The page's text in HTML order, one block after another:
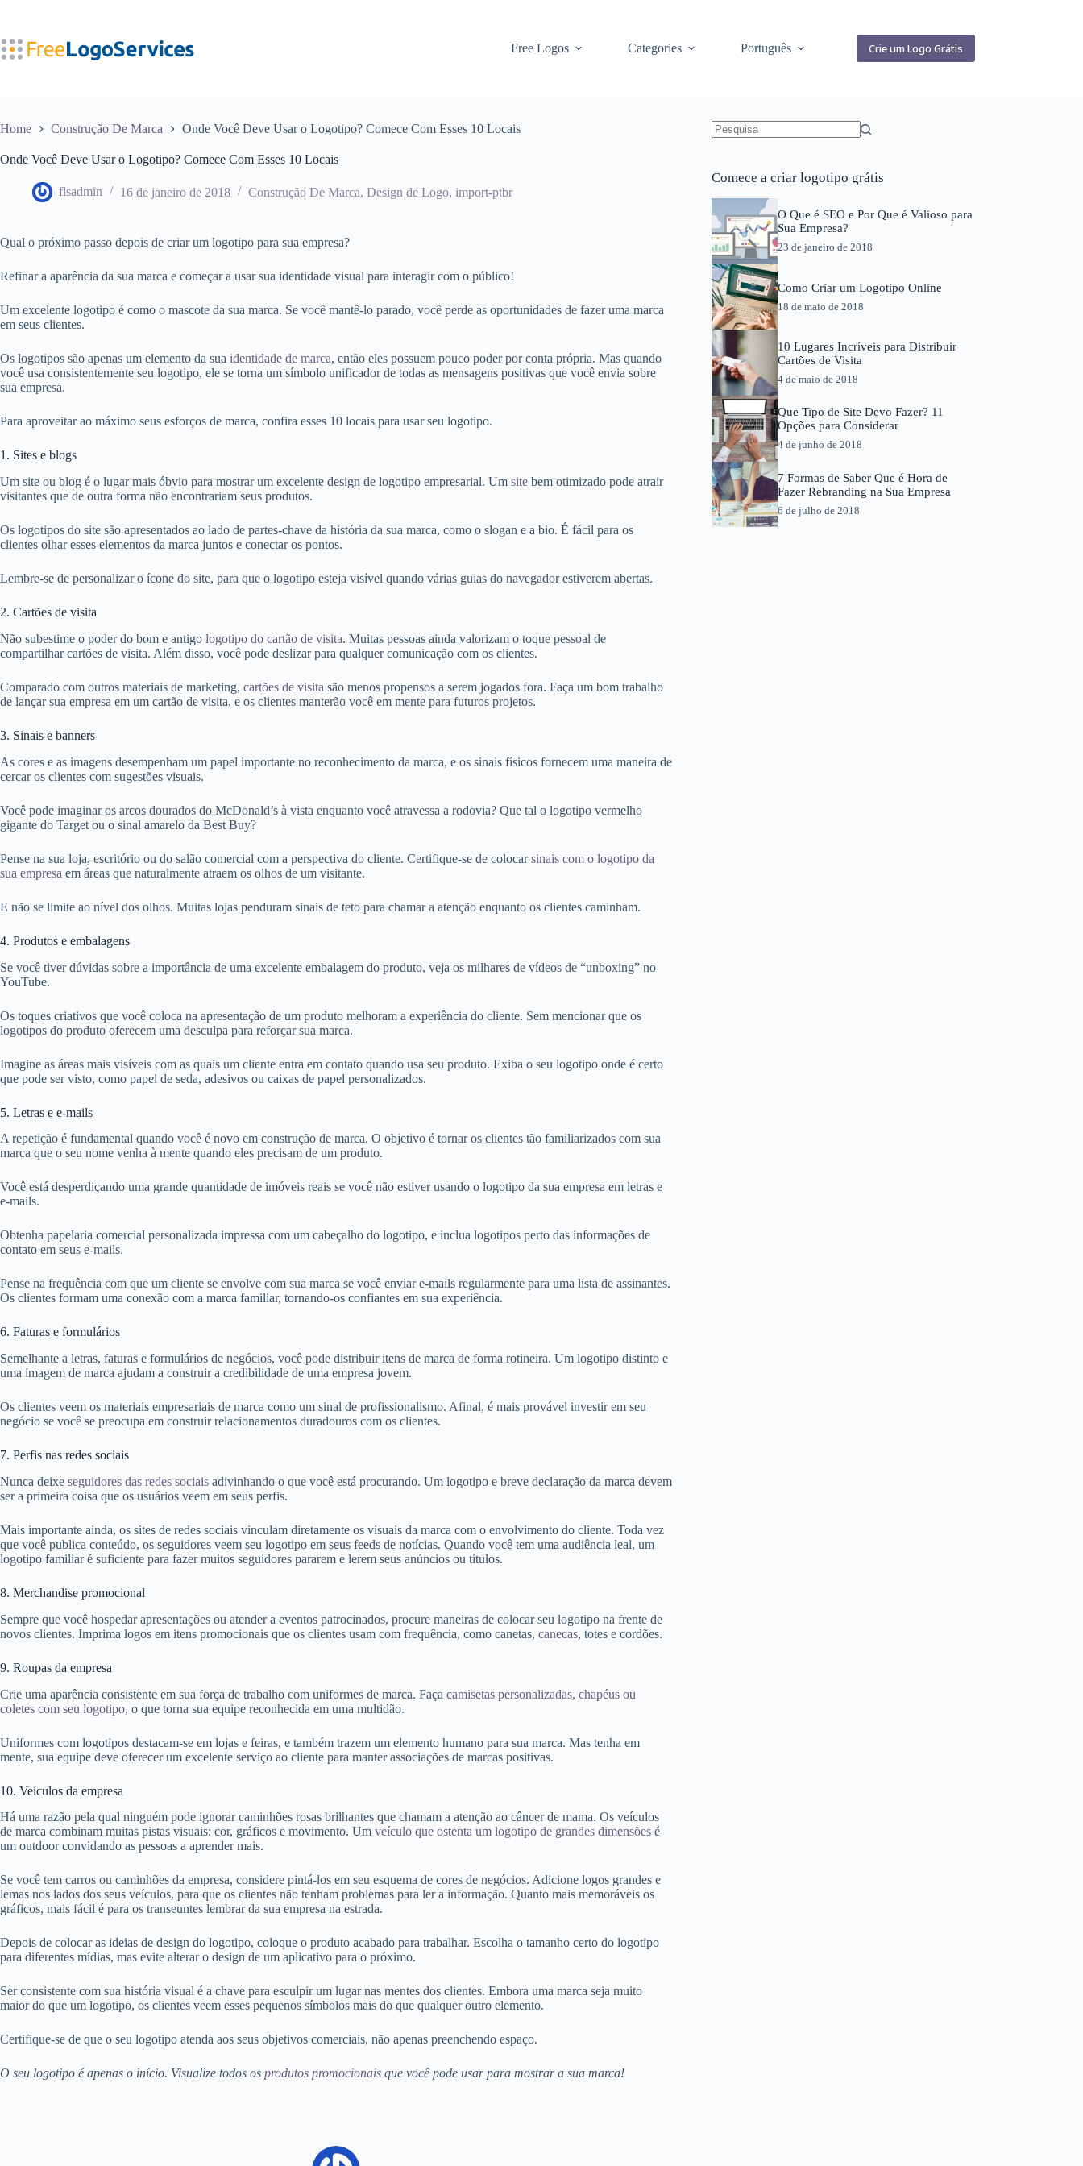
conteúdo
Free Logos Categories Português Crie um Logo Grátis
Home Construção De Marca Onde Você Deve Usar o Logotipo? Comece Com Esses 10 Locais
Onde Você Deve Usar o Logotipo? Comece Com Esses 10 Locais
flsadmin 16 de janeiro de 2018 Construção De Marca, Design de Logo, import-ptbr
Qual o próximo passo depois de criar um logotipo para sua empresa?
Refinar a aparência da sua marca e começar a usar sua identidade visual para interagir com o público!
Um excelente logotipo é como o mascote da sua marca. Se você mantê-lo parado, você perde as oportunidades de fazer uma marca
em seus clientes.
Os logotipos são apenas um elemento da sua identidade de marca, então eles possuem pouco poder por conta própria. Mas quando
você usa consistentemente seu logotipo, ele se torna um símbolo unificador de todas as mensagens positivas que você envia sobre
sua empresa.
Para aproveitar ao máximo seus esforços de marca, confira esses 10 locais para usar seu logotipo.
1. Sites e blogs
Um site ou blog é o lugar mais óbvio para mostrar um excelente design de logotipo empresarial. Um site bem otimizado pode atrair
visitantes que de outra forma não encontrariam seus produtos.
Os logotipos do site são apresentados ao lado de partes-chave da história da sua marca, como o slogan e a bio. É fácil para os
clientes olhar esses elementos da marca juntos e conectar os pontos.
Lembre-se de personalizar o ícone do site, para que o logotipo esteja visível quando várias guias do navegador estiverem abertas.
2. Cartões de visita
Não subestime o poder do bom e antigo logotipo do cartão de visita. Muitas pessoas ainda valorizam o toque pessoal de
compartilhar cartões de visita. Além disso, você pode deslizar para qualquer comunicação com os clientes.
Comparado com outros materiais de marketing, cartões de visita são menos propensos a serem jogados fora. Faça um bom trabalho
de lançar sua empresa em um cartão de visita, e os clientes manterão você em mente para futuros projetos.
3. Sinais e banners
As cores e as imagens desempenham um papel importante no reconhecimento da marca, e os sinais físicos fornecem uma maneira de
cercar os clientes com sugestões visuais.
Você pode imaginar os arcos dourados do McDonald’s à vista enquanto você atravessa a rodovia? Que tal o logotipo vermelho
gigante do Target ou o sinal amarelo da Best Buy?
Pense na sua loja, escritório ou do salão comercial com a perspectiva do cliente. Certifique-se de colocarsinais com o logotipo da
sua empresa em áreas que naturalmente atraem os olhos de um visitante.
E não se limite ao nível dos olhos. Muitas lojas penduram sinais de teto para chamar a atenção enquanto os clientes caminham.
4. Produtos e embalagens
Se você tiver dúvidas sobre a importância de uma excelente embalagem do produto, veja os milhares de vídeos de “unboxing” no
YouTube.
Os toques criativos que você coloca na apresentação de um produto melhoram a experiência do cliente. Sem mencionar que os
logotipos do produto oferecem uma desculpa para reforçar sua marca.
Imagine as áreas mais visíveis com as quais um cliente entra em contato quando usa seu produto. Exiba o seu logotipo onde é certo
que pode ser visto, como papel de seda, adesivos ou caixas de papel personalizados.
5. Letras e e-mails
A repetição é fundamental quando você é novo em construção de marca. O objetivo é tornar os clientes tão familiarizados com sua
marca que o seu nome venha à mente quando eles precisam de um produto.
Você está desperdiçando uma grande quantidade de imóveis reais se você não estiver usando o logotipo da sua empresa em letras e
e-mails.
Obtenha papelaria comercial personalizada impressa com um cabeçalho do logotipo, e inclua logotipos perto das informações de
contato em seus e-mails.
Pense na frequência com que um cliente se envolve com sua marca se você enviar e-mails regularmente para uma lista de assinantes.
Os clientes formam uma conexão com a marca familiar, tornando-os confiantes em sua experiência.
6. Faturas e formulários
Semelhante a letras, faturas e formulários de negócios, você pode distribuir itens de marca de forma rotineira. Um logotipo distinto e
uma imagem de marca ajudam a construir a credibilidade de uma empresa jovem.
Os clientes veem os materiais empresariais de marca como um sinal de profissionalismo. Afinal, é mais provável investir em seu
negócio se você se preocupa em construir relacionamentos duradouros com os clientes.
7. Perfis nas redes sociais
Nunca deixe seguidores das redes sociais adivinhando o que você está procurando. Um logotipo e breve declaração da marca devem
ser a primeira coisa que os usuários veem em seus perfis.
Mais importante ainda, os sites de redes sociais vinculam diretamente os visuais da marca com o envolvimento do cliente. Toda vez
que você publica conteúdo, os seguidores veem seu logotipo em seus feeds de notícias. Quando você tem uma audiência leal, um
logotipo familiar é suficiente para fazer muitos seguidores pararem e lerem seus anúncios ou títulos.
8. Merchandise promocional
Sempre que você hospedar apresentações ou atender a eventos patrocinados, procure maneiras de colocar seu logotipo na frente de
novos clientes. Imprima logos em itens promocionais que os clientes usam com frequência, como canetas, canecas, totes e cordões.
9. Roupas da empresa
Crie uma aparência consistente em sua força de trabalho com uniformes de marca. Faça camisetas personalizadas, chapéus ou
coletes com seu logotipo, o que torna sua equipe reconhecida em uma multidão.
Uniformes com logotipos destacam-se em lojas e feiras, e também trazem um elemento humano para sua marca. Mas tenha em
mente, sua equipe deve oferecer um excelente serviço ao cliente para manter associações de marcas positivas.
10. Veículos da empresa
Há uma razão pela qual ninguém pode ignorar caminhões rosas brilhantes que chamam a atenção ao câncer de mama. Os veículos
de marca combinam muitas pistas visuais: cor, gráficos e movimento. Um veículo que ostenta um logotipo de grandes dimensões é
um outdoor convidando as pessoas a aprender mais.
Se você tem carros ou caminhões da empresa, considere pintá-los em seu esquema de cores de negócios. Adicione logos grandes e
lemas nos lados dos seus veículos, para que os clientes não tenham problemas para ler a informação. Quanto mais memoráveis ​​os
gráficos, mais fácil é para os transeuntes lembrar da sua empresa na estrada.
Depois de colocar as ideias de design do logotipo, coloque o produto acabado para trabalhar. Escolha o tamanho certo do logotipo
para diferentes mídias, mas evite alterar o design de um aplicativo para o próximo.
Ser consistente com sua história visual é a chave para esculpir um lugar nas mentes dos clientes. Embora uma marca seja muito
maior do que um logotipo, os clientes veem esses pequenos símbolos mais do que qualquer outro elemento.
Certifique-se de que o seu logotipo atenda aos seus objetivos comerciais, não apenas preenchendo espaço.
O seu logotipo é apenas o início. Visualize todos os produtos promocionais que você pode usar para mostrar a sua marca!
Comece a criar logotipo grátis
O Que é SEO e Por Que é Valioso para
Sua Empresa?
23 de janeiro de 2018
Como Criar um Logotipo Online
18 de maio de 2018
10 Lugares Incríveis para Distribuir
Cartões de Visita
4 de maio de 2018
Que Tipo de Site Devo Fazer? 11
Opções para Considerar
4 de junho de 2018
7 Formas de Saber Que é Hora de
Fazer Rebranding na Sua Empresa
6 de julho de 2018